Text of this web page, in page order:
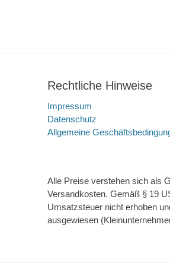
Rechtliche Hinweise
Impressum
Datenschutz
Allgemeine
Alle Preise verstehen sich als
Versandkosten. Gemäß § 19
Umsatzsteuer nicht erhoben
ausgewiesen